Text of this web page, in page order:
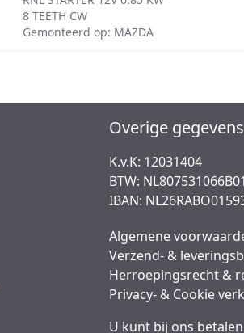
8 TEETH CW
Gemonteerd op: MAZDA
Overige gegevens
K.v.K: 12031404
BTW: NL807531066B01
IBAN:
Algemene
Verzend- &
Herroepingsrecht &
Privacy- & Cookie
U kunt bij ons